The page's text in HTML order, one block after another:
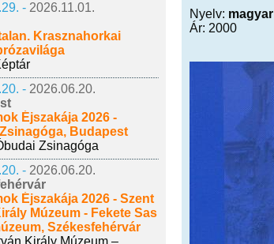
- 2026.11.01.
Krasznahorkai
- 2026.06.20.
Éjszakája 2026 -
Budapest
Zsinagóga
- 2026.06.20.
Éjszakája 2026 - Szent
Múzeum - Fekete Sas
Székesfehérvár
Király Múzeum –
Nyelv: magyar
Ár: 2000